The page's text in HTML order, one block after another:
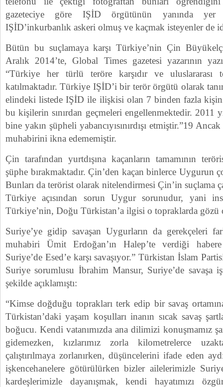
gazeteciye göre IŞİD örgütünün yanında
IŞİD’inkurbanlık askeri olmuş ve kaçmak isteyenler de
Bütün bu suçlamaya karşı Türkiye’nin Çin
Aralık 2014’te, Global Times gazetesi yazarının
“Türkiye her türlü teröre karşıdır ve uluslararası
katılmaktadır. Türkiye IŞİD’i bir terör örgütü olarak
elindeki listede IŞİD ile ilişkisi olan 7 binden fazla
bu kişilerin sınırdan geçmeleri engellenmektedir. 2011
bine yakın şüpheli yabancıyısınırdışı etmiştir.”19
muhabirini ikna edememiştir.
Çin tarafından yurtdışına kaçanların tamamının
şüphe bırakmaktadır. Çin’den kaçan binlerce Uygurun
Bunları da terörist olarak nitelendirmesi Çin’in suçlama
Türkiye açısından sorun Uygur sorunudur, yani
Türkiye’nin, Doğu Türkistan’a ilgisi o topraklarda
Suriye’ye gidip savaşan Uygurların da gerekçeleri
muhabiri Ümit Erdoğan’ın Halep’te verdiği
Suriye’de Esed’e karşı savaşıyor.” Türkistan İslam
Suriye sorumlusu İbrahim Mansur, Suriye’de savaşa
şekilde açıklamıştı:
“Kimse doğduğu toprakları terk edip bir savaş
Türkistan’daki yaşam koşulları inanın sıcak savaş
boğucu. Kendi vatanımızda ana dilimizi konuşmamız
gidemezken, kızlarımız zorla kilometrelerce
çalıştırılmaya zorlanırken, düşüncelerini ifade eden
işkencehanelere götürülürken bizler ailelerimizle
kardeşlerimizle dayanışmak, kendi hayatımızı